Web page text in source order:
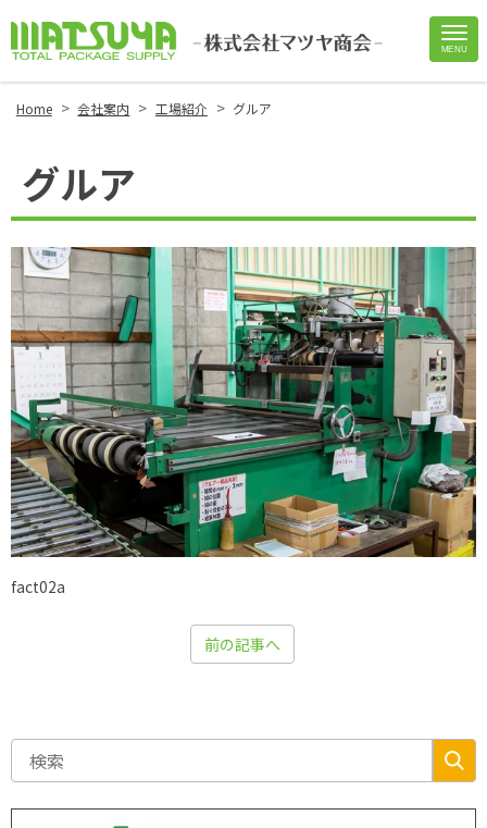
MENU
Home > 会社案内 > 工場紹介 > グルア
グルア
fact02a
前の記事へ
Site
Footer